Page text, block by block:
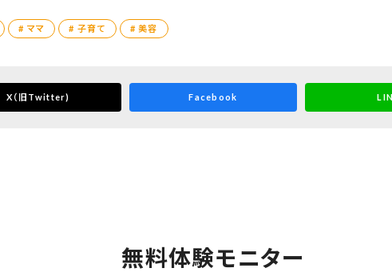
# ママ # 子育て # 美容
X （旧Twitter) Facebook
無料体験モニター